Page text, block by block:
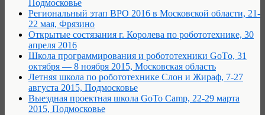
Подмосковье
Региональный этап ВРО 2016 в Московской области, 21-
22 мая, Фрязино
Открытые состязания г. Королева по робототехнике, 30
апреля 2016
Школа программирования и робототехники GoTо, 31
октября — 8 ноября 2015, Московская область
Летняя школа по робототехнике Слон и Жираф, 7-27
августа 2015, Подмосковье
Выездная проектная школа GoTo Camp, 22-29 марта
2015, Подмосковье